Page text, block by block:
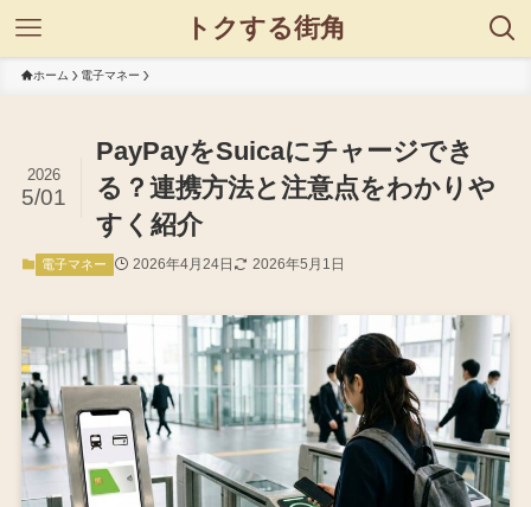
トクする街角
ホーム 電子マネー
PayPayをSuicaにチャージでき
る？連携方法と注意点をわかりや
すく紹介
2026
5/01
電子マネー 2026年4月24日 2026年5月1日